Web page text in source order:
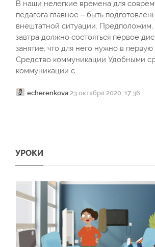
В наши нелегкие времена для
педагога главное – быть
внештатной ситуации. Предположим,
завтра должно состояться первое
занятие, что для него нужно в
Средство коммуникации Удобными
коммуникации с...
echerenkova 23 октября 2020, 17:36
УРОКИ